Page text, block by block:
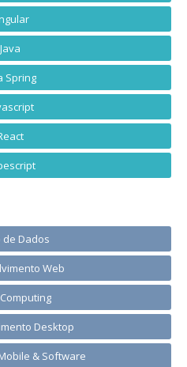
Java
Spring
de Dados
Web
Desktop
& Software